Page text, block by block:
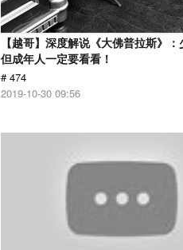
【越哥】深度解说《大佛普拉斯》：
但成年人一定要看看！
# 474
2019-10-30 09:56